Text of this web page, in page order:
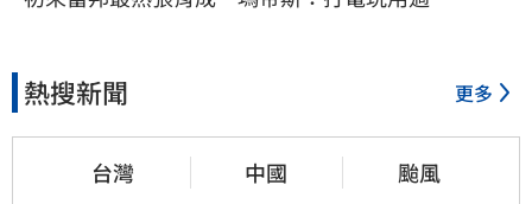
熱搜新聞 更多
台灣 中國 颱風